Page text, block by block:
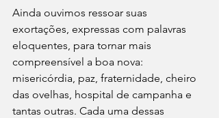
Ainda ouvimos ressoar suas
exortações, expressas com palavras
eloquentes, para tornar mais
compreensível a boa nova:
misericórdia, paz, fraternidade, cheiro
das ovelhas, hospital de campanha e
tantas outras. Cada uma dessas